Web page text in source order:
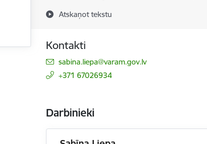
Atskaņot tekstu
Kontakti
E-pasts:
sabina.liepa@varam.gov.lv
+371 67026934
Darbinieki